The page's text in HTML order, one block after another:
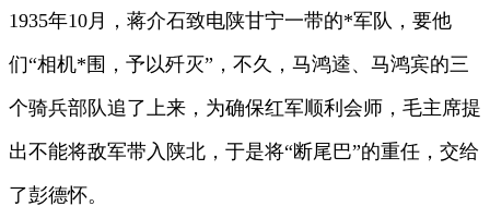
1935年10月，蒋介石致电陕甘宁一带的*军队，要他
们“相机*围，予以歼灭”，不久，马鸿逵、马鸿宾的三
个骑兵部队追了上来，为确保红军顺利会师，毛主席提
出不能将敌军带入陕北，于是将“断尾巴”的重任，交给
了彭德怀。